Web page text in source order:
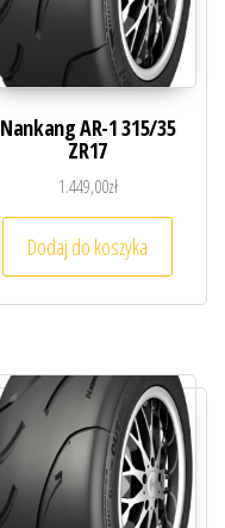
Nankang AR-1 315/35
ZR17
1.449,00zł
Dodaj do koszyka